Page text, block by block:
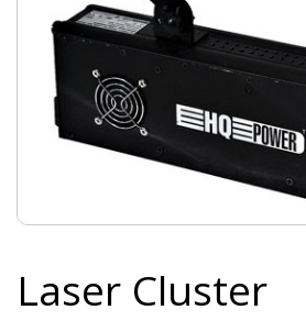
Laser Cluster